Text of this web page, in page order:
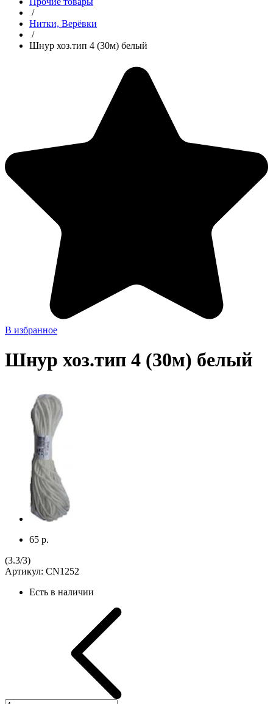
/
Нитки, Верёвки
/
Шнур хоз.тип 4 (30м) белый
В избранное
Шнур хоз.тип 4 (30м) белый
65 р.
(3.3/3)
Артикул: CN1252
Есть в наличии